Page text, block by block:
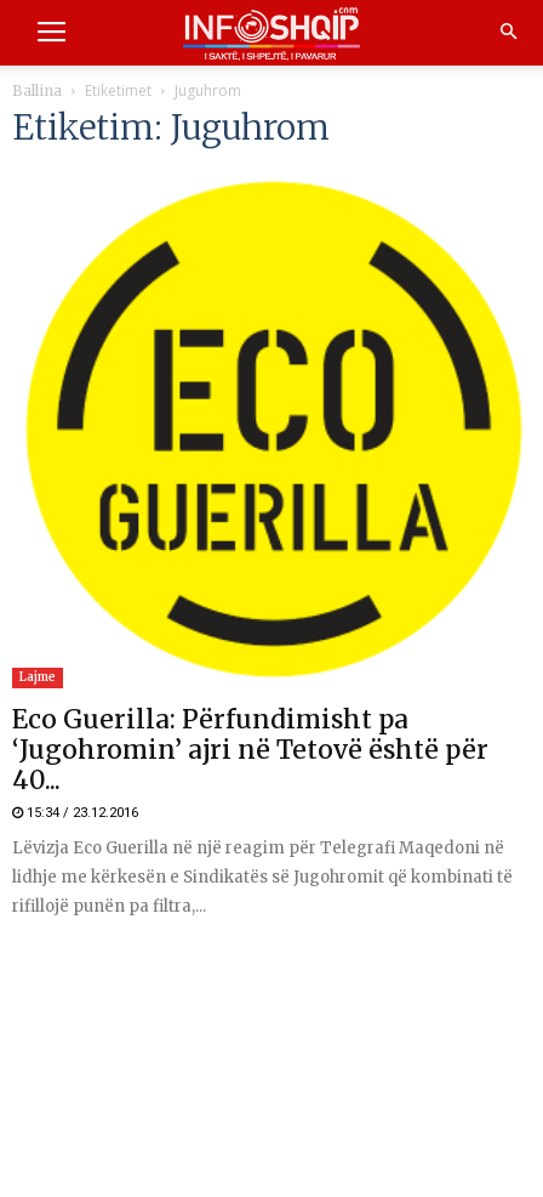
Ballina Etiketimet Juguhrom
Etiketim: Juguhrom
Lajme
Eco Guerilla: Përfundimisht pa
‘Jugohromin’ ajri në Tetovë është për
40...
15:34 / 23.12.2016
Lëvizja Eco Guerilla në një reagim për Telegrafi Maqedoni në
lidhje me kërkesën e Sindikatës së Jugohromit që kombinati të
rifillojë punën pa filtra,...